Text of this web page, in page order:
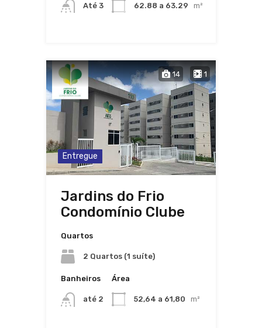
Até 3 62.88 a 63.29 m²
14 1
Entregue
Jardins do Frio
Condomínio Clube
Quartos
2 Quartos (1 suíte)
Banheiros
até 2
Área
52,64 a 61,80 m²